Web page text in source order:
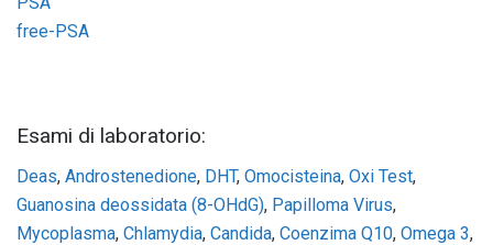
free-PSA
Esami di laboratorio:
Deas, Androstenedione, DHT, Omocisteina, Oxi Test,
Guanosina deossidata (8-OHdG), Papilloma Virus,
Mycoplasma, Chlamydia, Candida, Coenzima Q10, Omega 3,